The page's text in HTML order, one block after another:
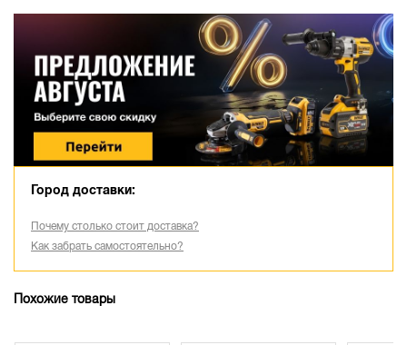
Город доставки:
Почему столько стоит доставка?
Как забрать самостоятельно?
Похожие товары